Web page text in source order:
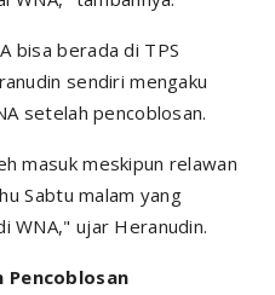
bisa berada di TPS
sendiri mengaku
setelah pencoblosan.
masuk meskipun relawan
Sabtu malam yang
WNA," ujar Heranudin.
Pencoblosan